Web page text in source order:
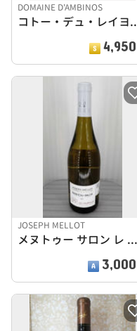
DOMAINE D'AMBINOS
コトー・デュ・
4,950
JOSEPH MELLOT
メヌトゥー サロン レ テュロー ソーヴィニヨンブラン 20
3,000